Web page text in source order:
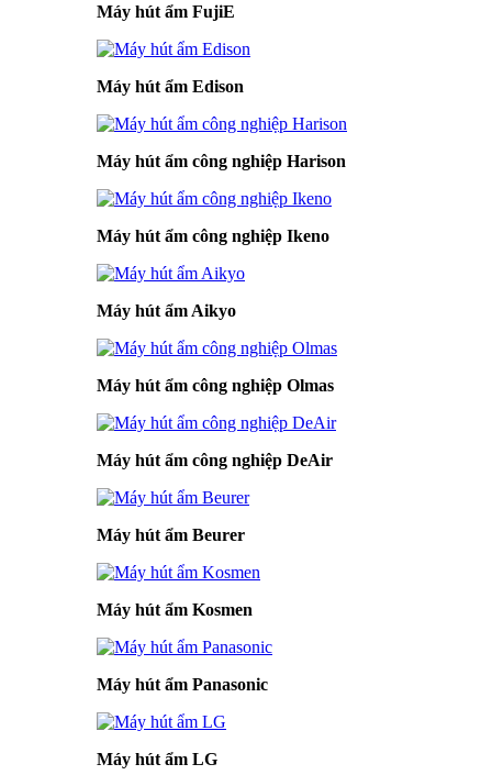
Máy hút ẩm FujiE
Máy hút ẩm Edison
Máy hút ẩm công nghiệp Harison
Máy hút ẩm công nghiệp Ikeno
Máy hút ẩm Aikyo
Máy hút ẩm công nghiệp Olmas
Máy hút ẩm công nghiệp DeAir
Máy hút ẩm Beurer
Máy hút ẩm Kosmen
Máy hút ẩm Panasonic
Máy hút ẩm LG